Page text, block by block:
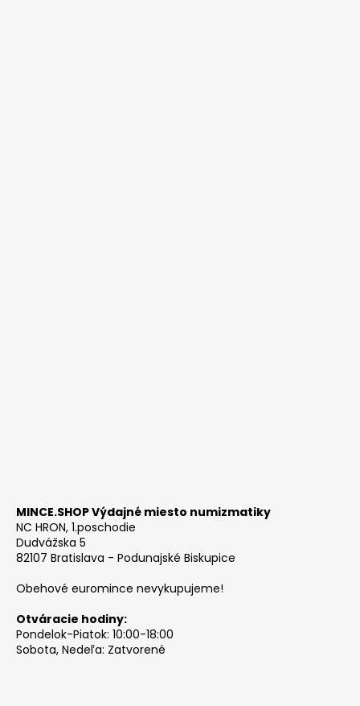
MINCE.SHOP Výdajné miesto numizmatiky
NC HRON, 1.poschodie
Dudvážska 5
82107 Bratislava - Podunajské Biskupice
Obehové euromince nevykupujeme!
Otváracie hodiny:
Pondelok-Piatok: 10:00-18:00
Sobota, Nedeľa: Zatvorené